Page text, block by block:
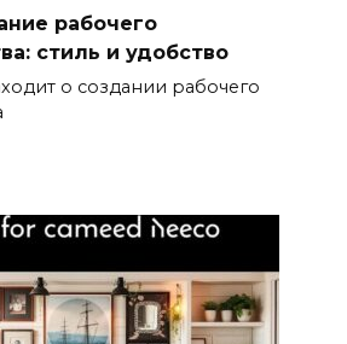
рабочего
стиль и удобство
о создании рабочего